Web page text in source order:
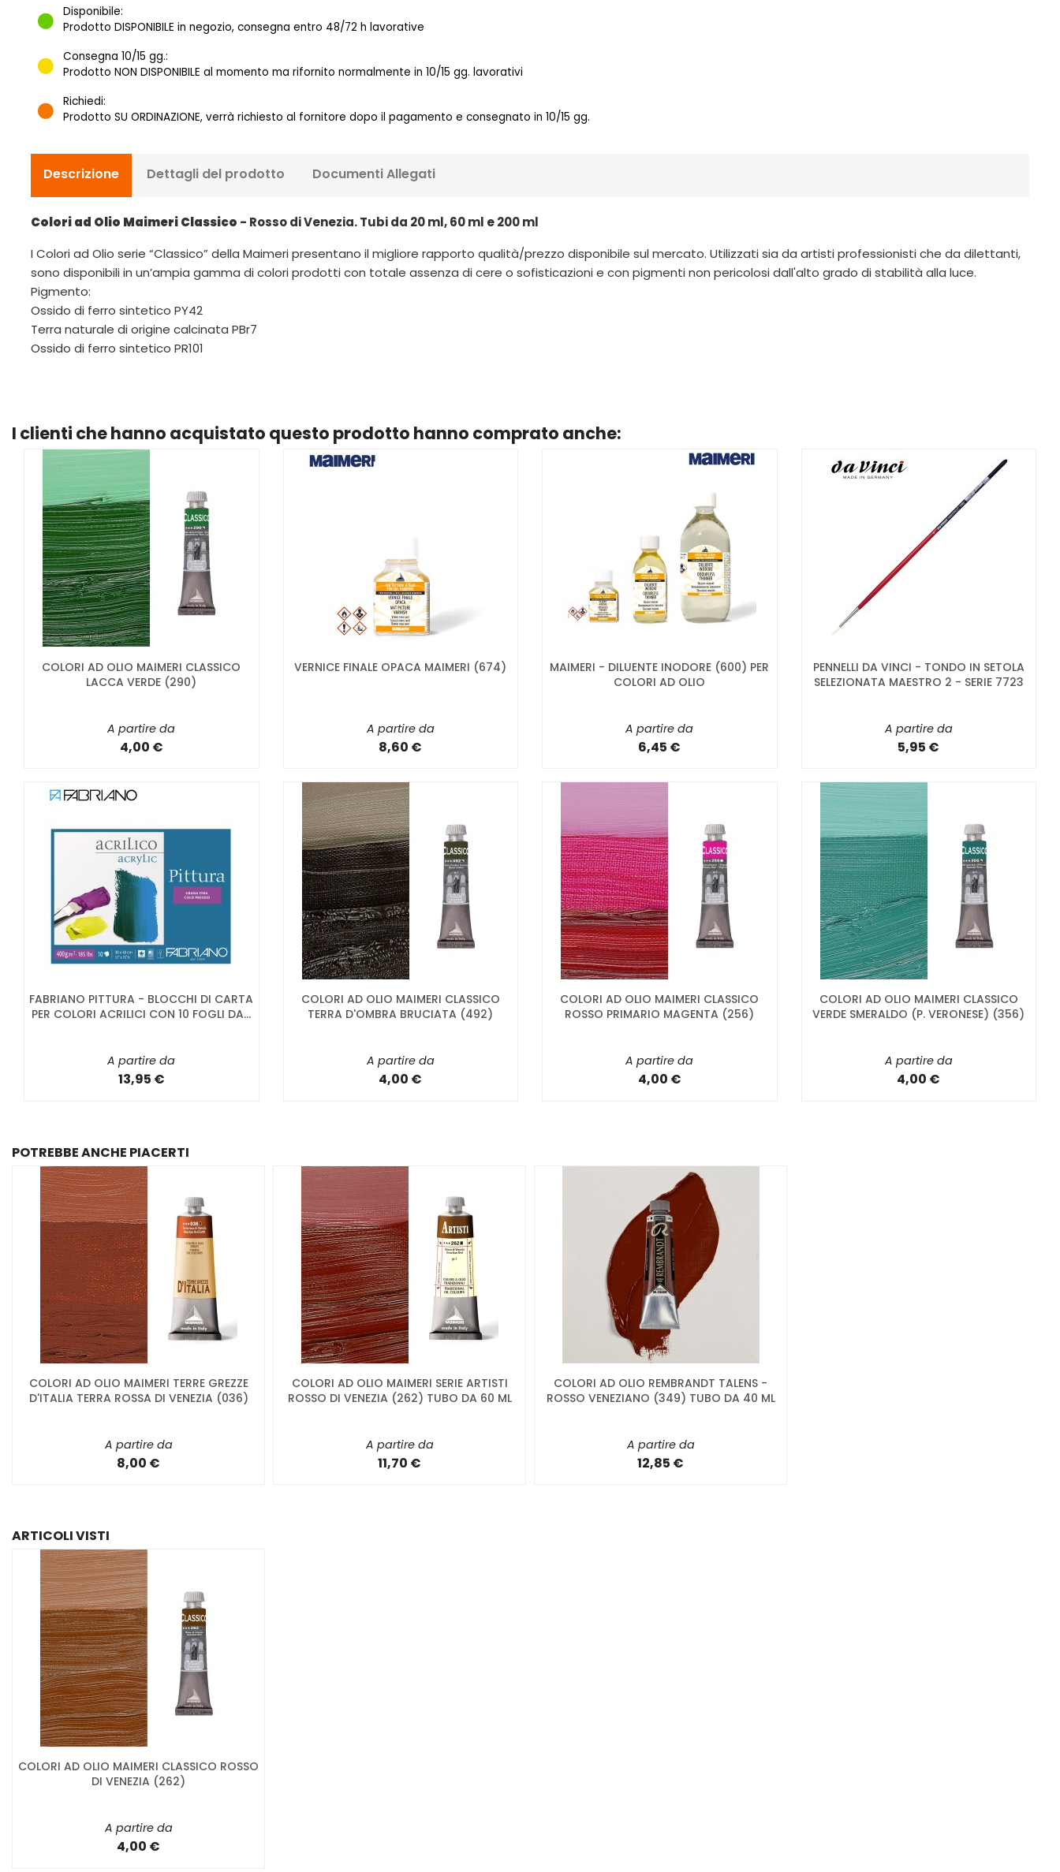
Disponibile:
Prodotto DISPONIBILE in negozio, consegna entro 48/72 h lavorative
Consegna 10/15 gg.:
Prodotto NON DISPONIBILE al momento ma rifornito normalmente in 10/15 gg. lavorativi
Richiedi:
Prodotto SU ORDINAZIONE, verrà richiesto al fornitore dopo il pagamento e consegnato in 10/15 gg.
Descrizione Dettagli del prodotto Documenti Allegati
Colori ad Olio Maimeri Classico - Rosso di Venezia. Tubi da 20 ml, 60 ml e 200 ml
I Colori ad Olio serie “Classico” della Maimeri presentano il migliore rapporto qualità/prezzo disponibile sul mercato. Utilizzati sia da artisti professionisti che da dilettanti,
sono disponibili in un’ampia gamma di colori prodotti con totale assenza di cere o sofisticazioni e con pigmenti non pericolosi dall'alto grado di stabilità alla luce.
Pigmento:
Ossido di ferro sintetico PY42
Terra naturale di origine calcinata PBr7
Ossido di ferro sintetico PR101
I clienti che hanno acquistato questo prodotto hanno comprato anche:
COLORI AD OLIO MAIMERI CLASSICO
LACCA VERDE (290)
A partire da
4,00 €
VERNICE FINALE OPACA MAIMERI (674)
A partire da
8,60 €
MAIMERI - DILUENTE INODORE (600) PER
COLORI AD OLIO
A partire da
6,45 €
PENNELLI DA VINCI - TONDO IN SETOLA
SELEZIONATA MAESTRO 2 - SERIE 7723
A partire da
5,95 €
FABRIANO PITTURA - BLOCCHI DI CARTA
PER COLORI ACRILICI CON 10 FOGLI DA...
A partire da
13,95 €
COLORI AD OLIO MAIMERI CLASSICO
TERRA D'OMBRA BRUCIATA (492)
A partire da
4,00 €
COLORI AD OLIO MAIMERI CLASSICO
ROSSO PRIMARIO MAGENTA (256)
A partire da
4,00 €
COLORI AD OLIO MAIMERI CLASSICO
VERDE SMERALDO (P. VERONESE) (356)
A partire da
4,00 €
POTREBBE ANCHE PIACERTI
COLORI AD OLIO MAIMERI TERRE GREZZE
D'ITALIA TERRA ROSSA DI VENEZIA (036)
A partire da
8,00 €
COLORI AD OLIO MAIMERI SERIE ARTISTI
ROSSO DI VENEZIA (262) TUBO DA 60 ML
A partire da
11,70 €
COLORI AD OLIO REMBRANDT TALENS -
ROSSO VENEZIANO (349) TUBO DA 40 ML
A partire da
12,85 €
ARTICOLI VISTI
COLORI AD OLIO MAIMERI CLASSICO ROSSO
DI VENEZIA (262)
A partire da
4,00 €